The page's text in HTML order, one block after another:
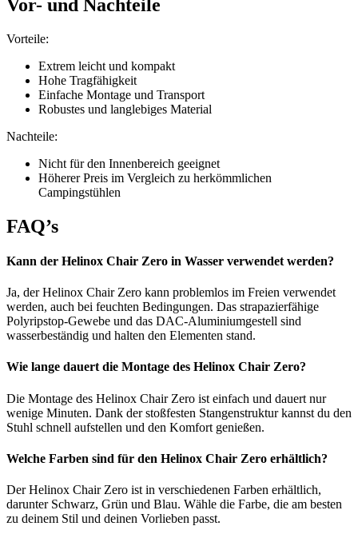
Vor- und Nachteile
Vorteile:
Extrem leicht und kompakt
Hohe Tragfähigkeit
Einfache Montage und Transport
Robustes und langlebiges Material
Nachteile:
Nicht für den Innenbereich geeignet
Höherer Preis im Vergleich zu herkömmlichen
Campingstühlen
FAQ’s
Kann der Helinox Chair Zero in Wasser verwendet werden?
Ja, der Helinox Chair Zero kann problemlos im Freien verwendet
werden, auch bei feuchten Bedingungen. Das strapazierfähige
Polyripstop-Gewebe und das DAC-Aluminiumgestell sind
wasserbeständig und halten den Elementen stand.
Wie lange dauert die Montage des Helinox Chair Zero?
Die Montage des Helinox Chair Zero ist einfach und dauert nur
wenige Minuten. Dank der stoßfesten Stangenstruktur kannst du den
Stuhl schnell aufstellen und den Komfort genießen.
Welche Farben sind für den Helinox Chair Zero erhältlich?
Der Helinox Chair Zero ist in verschiedenen Farben erhältlich,
darunter Schwarz, Grün und Blau. Wähle die Farbe, die am besten
zu deinem Stil und deinen Vorlieben passt.